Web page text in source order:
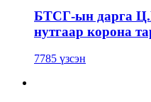
БТСГ-ын дарга
нутгаар корона
7785 үзсэн